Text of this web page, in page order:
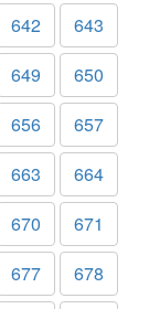
642
643
649
650
656
657
663
664
670
671
677
678